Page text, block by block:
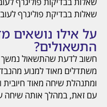
שאלות בבדיקת פוליגרף
על אילו נושאים
התשאולים?
חשוב לדעת שהתשאול נמשך
משתדלים מאוד למנוע
ומתנהלת שיחה מאוד חיובית
עם זאת, במהלך אותה שיחה